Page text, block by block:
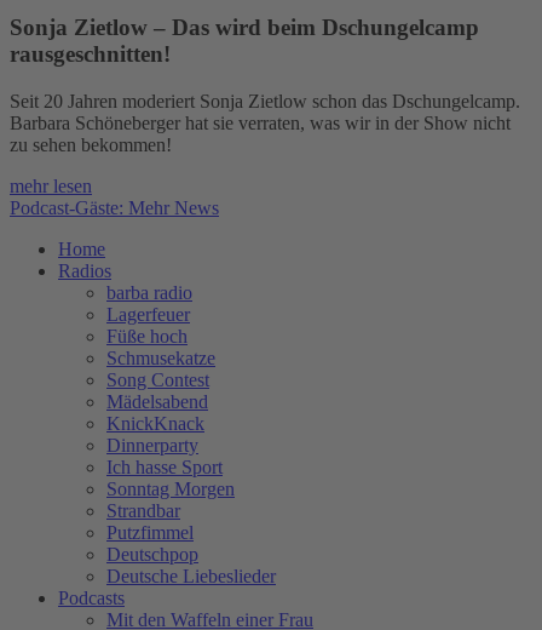
Sonja Zietlow – Das wird beim Dschungelcamp
rausgeschnitten!
Seit 20 Jahren moderiert Sonja Zietlow schon das Dschungelcamp.
Barbara Schöneberger hat sie verraten, was wir in der Show nicht
zu sehen bekommen!
mehr lesen
Podcast-Gäste: Mehr News
Home
Radios
barba radio
Lagerfeuer
Füße hoch
Schmusekatze
Song Contest
Mädelsabend
KnickKnack
Dinnerparty
Ich hasse Sport
Sonntag Morgen
Strandbar
Putzfimmel
Deutschpop
Deutsche Liebeslieder
Podcasts
Mit den Waffeln einer Frau